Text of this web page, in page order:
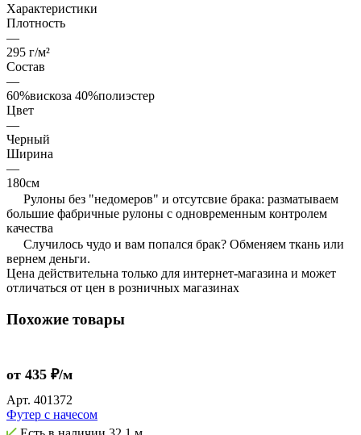
Характеристики
Плотность
—
295 г/м²
Состав
—
60%вискоза 40%полиэстер
Цвет
—
Черный
Ширина
—
180см
Рулоны без "недомеров" и отсутсвие брака: разматываем
большие фабричные рулоны с одновременным контролем
качества
Случилось чудо и вам попался брак? Обменяем ткань или
вернем деньги.
Цена действительна только для интернет-магазина и может
отличаться от цен в розничных магазинах
Похожие товары
от 435 ₽/м
Арт. 401372
Футер с начесом